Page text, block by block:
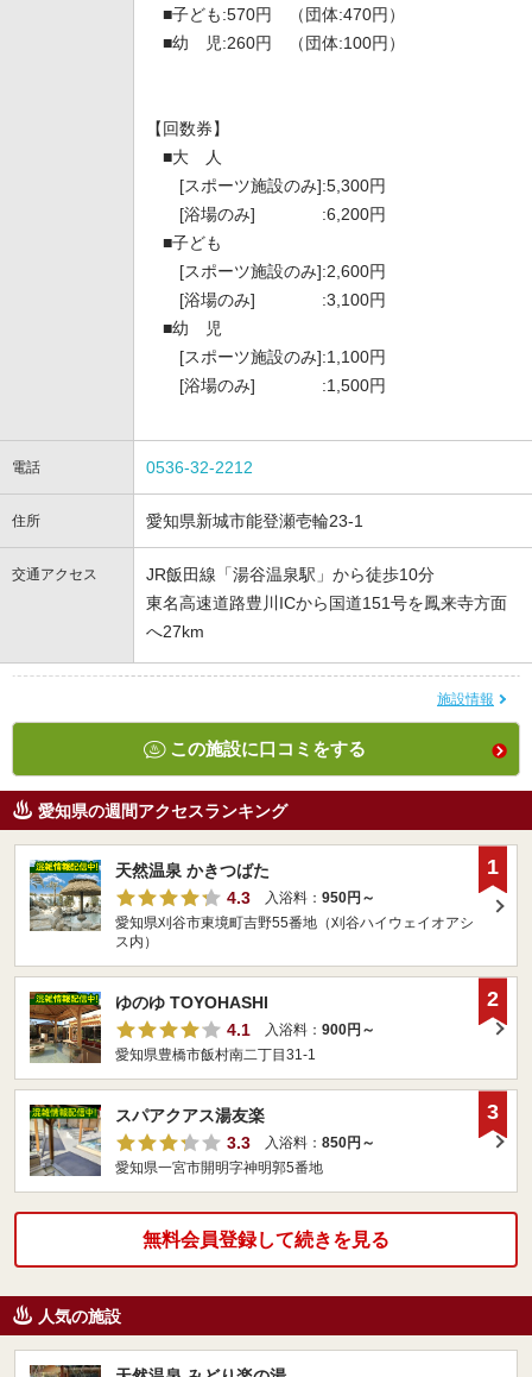
■子ども:570円 （団体:470円）
■幼 児:260円 （団体:100円）
【回数券】
■大 人
[スポーツ施設のみ]:5,300円
[浴場のみ] :6,200円
■子ども
[スポーツ施設のみ]:2,600円
[浴場のみ] :3,100円
■幼 児
[スポーツ施設のみ]:1,100円
[浴場のみ] :1,500円
電話 0536-32-2212
住所 愛知県新城市能登瀬壱輪23-1
交通アクセス
JR飯田線「湯谷温泉駅」から徒歩10分
東名高速道路豊川ICから国道151号を鳳来寺方面
へ27km
施設情報
この施設に口コミをする
愛知県の週間アクセスランキング
天然温泉 かきつばた
4.3
入浴料： 950円～
愛知県刈谷市東境町吉野55番地（刈谷ハイウェイオアシ
ス内）
1
ゆのゆ TOYOHASHI
4.1
入浴料： 900円～
愛知県豊橋市飯村南二丁目31-1
2
スパアクアス湯友楽
3.3
入浴料： 850円～
愛知県一宮市開明字神明郭5番地
3
無料会員登録して続きを見る
人気の施設